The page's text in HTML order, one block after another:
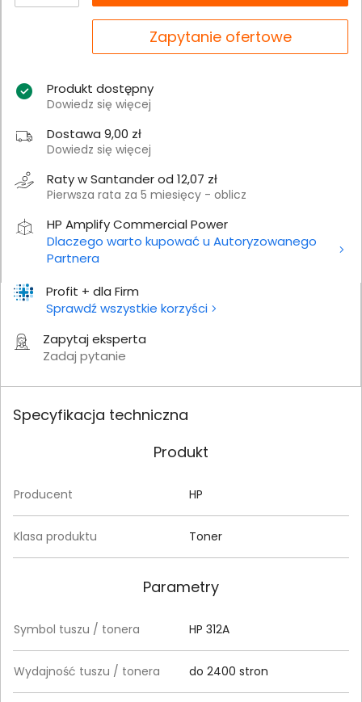
Profit + dla Firm
Sprawdź wszystkie korzyści
Zapytaj eksperta
Zadaj pytanie
Zapytanie ofertowe
Produkt dostępny
Dowiedz się więcej
Dostawa 9,00 zł
Dowiedz się więcej
Raty w Santander od 12,07 zł
Pierwsza rata za 5 miesięcy - oblicz
HP Amplify Commercial Power
Dlaczego warto kupować u Autoryzowanego
Partnera
Specyfikacja techniczna
Produkt
Producent HP
Klasa produktu Toner
Parametry
Symbol tuszu / tonera HP 312A
Wydajność tuszu / tonera do 2400 stron